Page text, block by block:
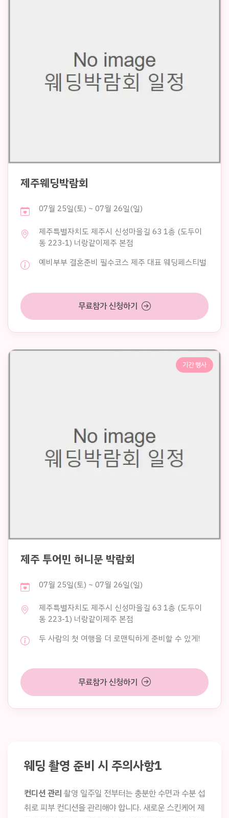
제주웨딩박람회
07월 25일(토) ~ 07월 26일(일)
제주특별자치도 제주시 신성마을길 63 1층 (도두이
동 223-1) 너랑같이제주 본점
예비부부 결혼준비 필수코스 제주 대표 웨딩페스티벌
무료참가 신청하기
기간 행사
제주 투어민 허니문 박람회
07월 25일(토) ~ 07월 26일(일)
제주특별자치도 제주시 신성마을길 63 1층 (도두이
동 223-1) 너랑같이제주 본점
두 사람의 첫 여행을 더 로맨틱하게 준비할 수 있게!
무료참가 신청하기
웨딩 촬영 준비 시 주의사항1
컨디션 관리 촬영 일주일 전부터는 충분한 수면과 수분 섭
취로 피부 컨디션을 관리해야 합니다. 새로운 스킨케어 제